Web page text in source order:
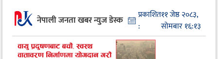
नेपाली जनता खबर न्युज डेस्क
प्रकाशित
:
११ जेष्ठ २०८३,
सोमबार १६:१३